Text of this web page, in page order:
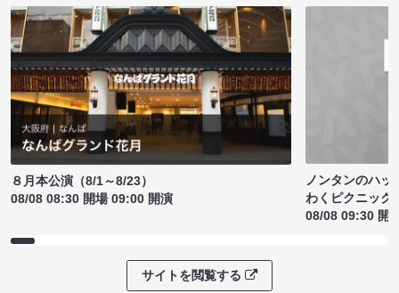
８月本公演（8/1～8/23）
08/08 08:30 開場 09:00 開演
ノンタンのハッ
わくピクニック
08/08 09:30 開
サイトを閲覧する